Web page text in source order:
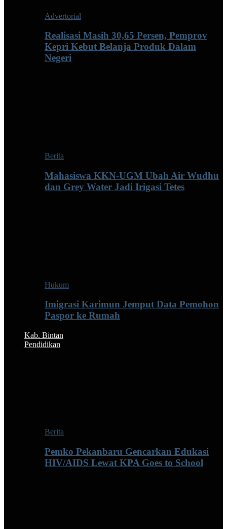
Advertorial
Realisasi Masih 30,65 Persen, Pemprov
Kepri Kebut Belanja Produk Dalam
Negeri
Berita
Mahasiswa KKN-UGM Ubah Air Wudhu
dan Grey Water Jadi Irigasi Tetes
Hukum
Imigrasi Karimun Jemput Data Pemohon
Paspor ke Rumah
Kab. Bintan
Pendidikan
Berita
Pemko Pekanbaru Gencarkan Edukasi
HIV/AIDS Lewat KPA Goes to School